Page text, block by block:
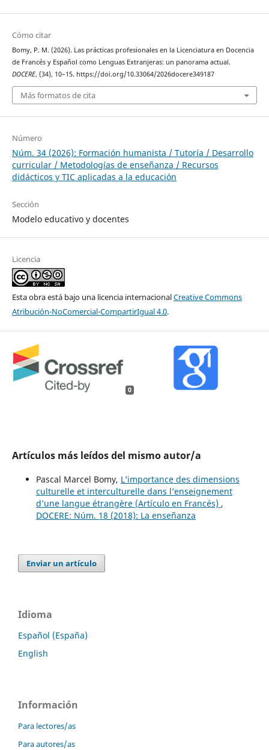
Cómo citar
Bomy, P. M. (2026). Las prácticas profesionales en la Licenciatura en Docencia
de Francés y Español como Lenguas Extranjeras: un panorama actual.
DOCERE, (34), 10–15. https://doi.org/10.33064/2026docere349187
Más formatos de cita
Número
Núm. 34 (2026): Formación humanista / Tutoría / Desarrollo
curricular / Metodologías de enseñanza / Recursos
didácticos y TIC aplicadas a la educación
Sección
Modelo educativo y docentes
Licencia
Esta obra está bajo una licencia internacionalCreative Commons
Atribución-NoComercial-CompartirIgual 4.0.
0
Artículos más leídos del mismo autor/a
Pascal Marcel Bomy, L’importance des dimensions
culturelle et interculturelle dans l’enseignement
d’une langue étrangère (Artículo en Francés) ,
DOCERE: Núm. 18 (2018): La enseñanza
Enviar un artículo
Idioma
Español (España)
English
Información
Para lectores/as
Para autores/as